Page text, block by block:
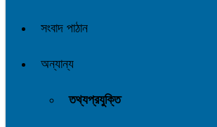
সংবাদ পাঠান
অন্যান্য
তথ্যপ্রযুক্তি